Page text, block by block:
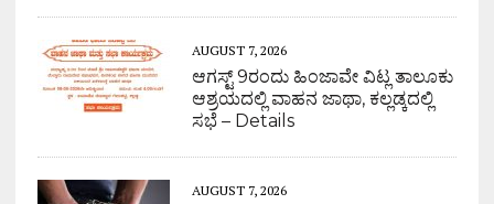
AUGUST 7, 2026
ಆಗಸ್ಟ್ 9ರಂದು ಹಿಂಜಾವೇ ವಿಟ್ಲ ತಾಲೂಕು
ಆಶ್ರಯದಲ್ಲಿ ವಾಹನ ಜಾಥಾ, ಕಲ್ಲಡ್ಕದಲ್ಲಿ
ಸಭೆ – Details
AUGUST 7, 2026